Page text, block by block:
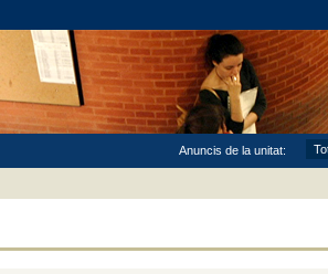
Anuncis de la unitat: